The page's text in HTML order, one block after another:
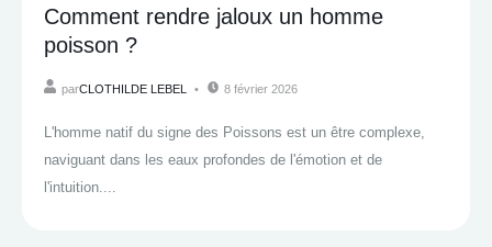
Comment rendre jaloux un homme
poisson ?
parCLOTHILDE LEBEL 8 février 2026
L'homme natif du signe des Poissons est un être complexe,
naviguant dans les eaux profondes de l'émotion et de
l'intuition....